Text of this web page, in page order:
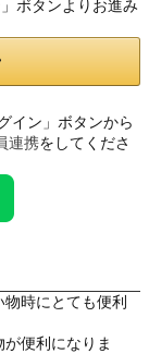
ボタンよりお進み
イン」ボタンから
連携をしてくださ
時にとても便利
便利になりま